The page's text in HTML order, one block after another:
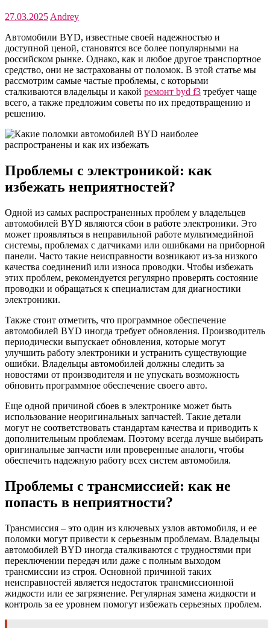
27.03.2025 Andrey
Автомобили BYD, известные своей надежностью и
доступной ценой, становятся все более популярными на
российском рынке. Однако, как и любое другое транспортное
средство, они не застрахованы от поломок. В этой статье мы
рассмотрим самые частые проблемы, с которыми
сталкиваются владельцы и какой ремонт byd f3 требует чаще
всего, а также предложим советы по их предотвращению и
решению.
Проблемы с электроникой: как
избежать неприятностей?
Одной из самых распространенных проблем у владельцев
автомобилей BYD являются сбои в работе электроники. Это
может проявляться в неправильной работе мультимедийной
системы, проблемах с датчиками или ошибками на приборной
панели. Часто такие неисправности возникают из-за низкого
качества соединений или износа проводки. Чтобы избежать
этих проблем, рекомендуется регулярно проверять состояние
проводки и обращаться к специалистам для диагностики
электроники.
Также стоит отметить, что программное обеспечение
автомобилей BYD иногда требует обновления. Производитель
периодически выпускает обновления, которые могут
улучшить работу электроники и устранить существующие
ошибки. Владельцы автомобилей должны следить за
новостями от производителя и не упускать возможность
обновить программное обеспечение своего авто.
Еще одной причиной сбоев в электронике может быть
использование неоригинальных запчастей. Такие детали
могут не соответствовать стандартам качества и приводить к
дополнительным проблемам. Поэтому всегда лучше выбирать
оригинальные запчасти или проверенные аналоги, чтобы
обеспечить надежную работу всех систем автомобиля.
Проблемы с трансмиссией: как не
попасть в неприятности?
Трансмиссия – это один из ключевых узлов автомобиля, и ее
поломки могут привести к серьезным проблемам. Владельцы
автомобилей BYD иногда сталкиваются с трудностями при
переключении передач или даже с полным выходом
трансмиссии из строя. Основной причиной таких
неисправностей является недостаток трансмиссионной
жидкости или ее загрязнение. Регулярная замена жидкости и
контроль за ее уровнем помогут избежать серьезных проблем.